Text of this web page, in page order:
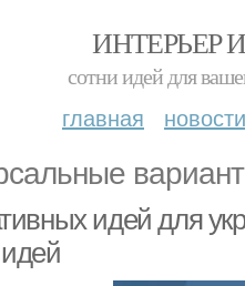
ИНТЕРЬЕР
сотни идей для
главная новости
идей для